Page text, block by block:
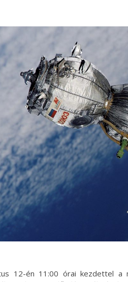
12-én 11:00 órai kezdettel a